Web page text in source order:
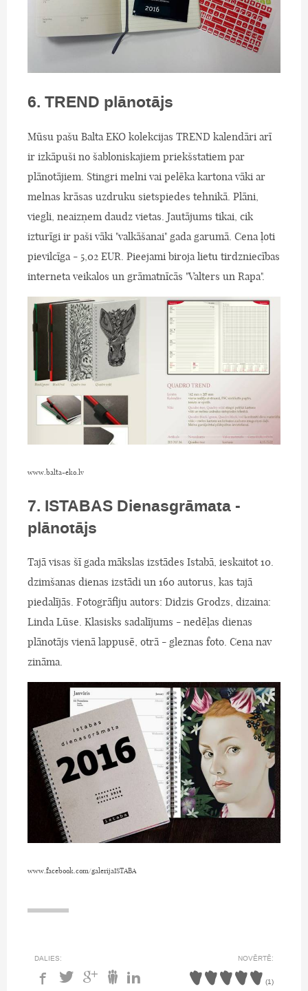
6. TREND plānotājs
Mūsu pašu Balta EKO kolekcijas TREND kalendāri arī
ir izkāpuši no šabloniskajiem priekšstatiem par
plānotājiem. Stingri melni vai pelēka kartona vāki ar
melnas krāsas uzdruku sietspiedes tehnikā. Plāni,
viegli, neaizņem daudz vietas. Jautājums tikai, cik
izturīgi ir paši vāki "valkāšanai" gada garumā. Cena ļoti
pievilcīga - 5,02 EUR. Pieejami biroja lietu tirdzniecības
interneta veikalos un grāmatnīcās "Valters un Rapa".
www.balta-eko.lv
7. ISTABAS Dienasgrāmata -
plānotājs
Tajā visas šī gada mākslas izstādes Istabā, ieskaitot 10.
dzimšanas dienas izstādi un 160 autorus, kas tajā
piedalījās. Fotogrāfiju autors: Didzis Grodzs, dizaina:
Linda Lūse. Klasisks sadalījums - nedēļas dienas
plānotājs vienā lappusē, otrā - gleznas foto. Cena nav
zināma.
www.facebook.com/galerijaISTABA
DALIES: NOVĒRTĒ:
(1)